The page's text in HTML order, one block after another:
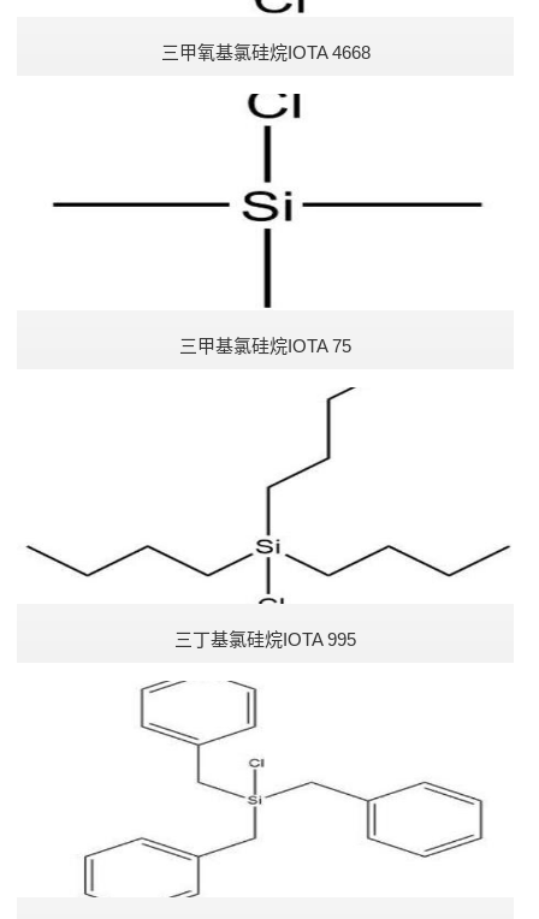
三甲氧基氯硅烷IOTA 4668
三甲基氯硅烷IOTA 75
三丁基氯硅烷IOTA 995